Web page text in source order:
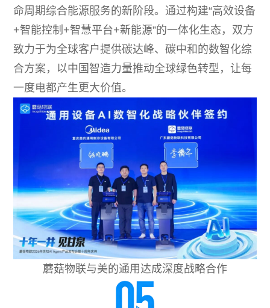
命周期综合能源服务的新阶段。通过构建“高效设备
+智能控制+智慧平台+新能源”的一体化生态，双方
致力于为全球客户提供碳达峰、碳中和的数智化综
合方案，以中国智造力量推动全球绿色转型，让每
一度电都产生更大价值。
蘑菇物联与美的通用达成深度战略合作